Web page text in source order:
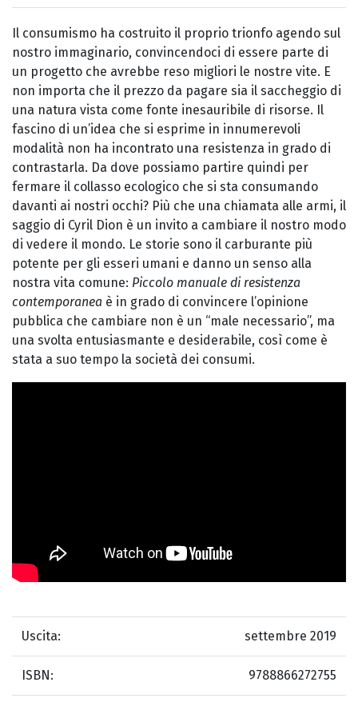
Il consumismo ha costruito il proprio trionfo agendo sul
nostro immaginario, convincendoci di essere parte di
un progetto che avrebbe reso migliori le nostre vite. E
non importa che il prezzo da pagare sia il saccheggio di
una natura vista come fonte inesauribile di risorse. Il
fascino di un’idea che si esprime in innumerevoli
modalità non ha incontrato una resistenza in grado di
contrastarla. Da dove possiamo partire quindi per
fermare il collasso ecologico che si sta consumando
davanti ai nostri occhi? Più che una chiamata alle armi, il
saggio di Cyril Dion è un invito a cambiare il nostro modo
di vedere il mondo. Le storie sono il carburante più
potente per gli esseri umani e danno un senso alla
nostra vita comune: Piccolo manuale di resistenza
contemporanea è in grado di convincere l’opinione
pubblica che cambiare non è un “male necessario”, ma
una svolta entusiasmante e desiderabile, così come è
stata a suo tempo la società dei consumi.
Uscita: settembre 2019
ISBN: 9788866272755